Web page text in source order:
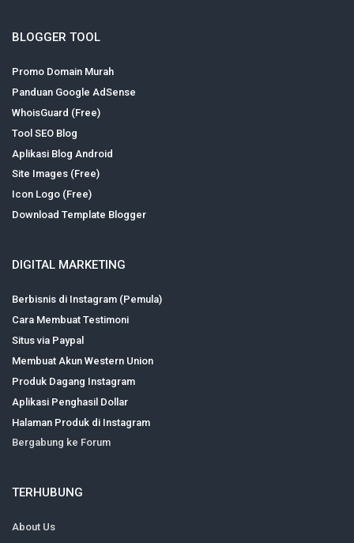
BLOGGER TOOL
Promo Domain Murah
Panduan Google AdSense
WhoisGuard (Free)
Tool SEO Blog
Aplikasi Blog Android
Site Images (Free)
Icon Logo (Free)
Download Template Blogger
DIGITAL MARKETING
Berbisnis di Instagram (Pemula)
Cara Membuat Testimoni
Situs via Paypal
Membuat Akun Western Union
Produk Dagang Instagram
Aplikasi Penghasil Dollar
Halaman Produk di Instagram
Bergabung ke Forum
TERHUBUNG
About Us